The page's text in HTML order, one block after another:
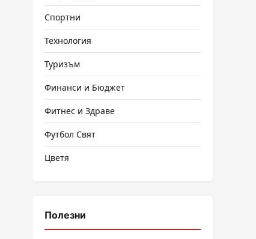
Спортни
Технология
Туризъм
Финанси и Бюджет
Фитнес и Здраве
Футбол Свят
Цветя
Полезни